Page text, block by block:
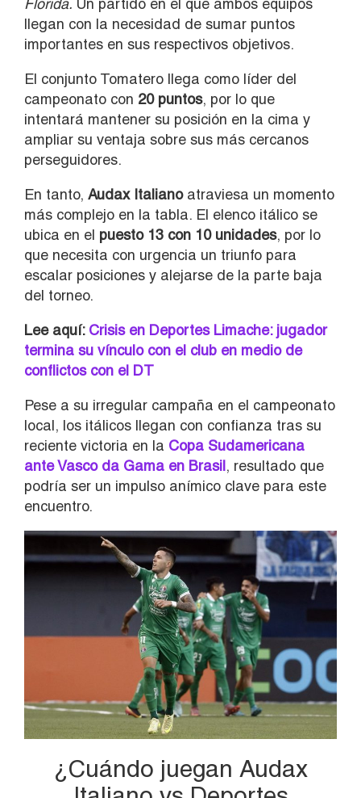
Florida. Un partido en el que ambos equipos
llegan con la necesidad de sumar puntos
importantes en sus respectivos objetivos.
El conjunto Tomatero llega como líder del
campeonato con 20 puntos, por lo que
intentará mantener su posición en la cima y
ampliar su ventaja sobre sus más cercanos
perseguidores.
En tanto, Audax Italianoatraviesa un momento
más complejo en la tabla. El elenco itálico se
ubica en el puesto 13 con 10 unidades, por lo
que necesita con urgencia un triunfo para
escalar posiciones y alejarse de la parte baja
del torneo.
Lee aquí: Crisis en Deportes Limache: jugador
termina su vínculo con el club en medio de
conflictos con el DT
Pese a su irregular campaña en el campeonato
local, los itálicos llegan con confianza tras su
reciente victoria en la Copa Sudamericana
ante Vasco da Gama en Brasil, resultado que
podría ser un impulso anímico clave para este
encuentro.
¿Cuándo juegan Audax